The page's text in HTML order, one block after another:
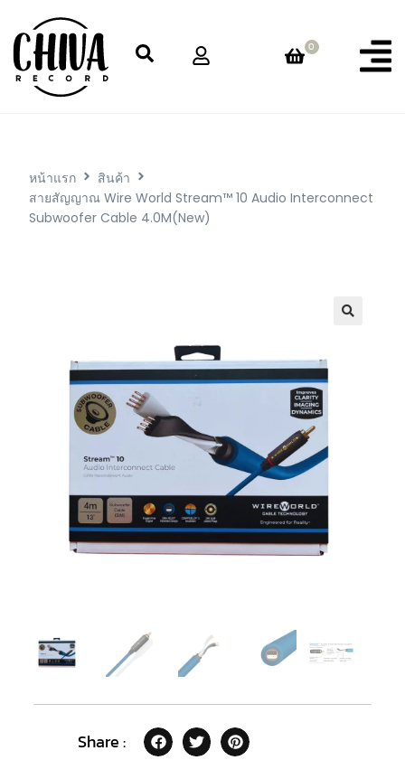
0
หน้าแรก
สินค้า
สายสัญญาณ Wire World Stream™ 10 Audio Interconnect
Subwoofer Cable 4.0M(New)
Share :